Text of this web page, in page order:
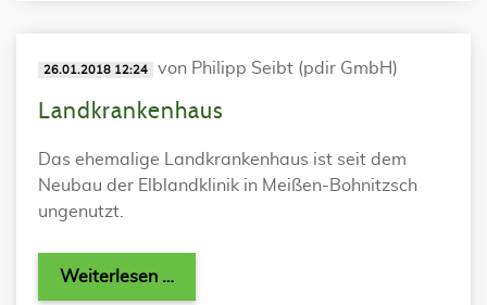
26.01.2018 12:24 von Philipp Seibt (pdir GmbH)
Landkrankenhaus
Das ehemalige Landkrankenhaus ist seit dem
Neubau der Elblandklinik in Meißen-Bohnitzsch
ungenutzt.
Weiterlesen …